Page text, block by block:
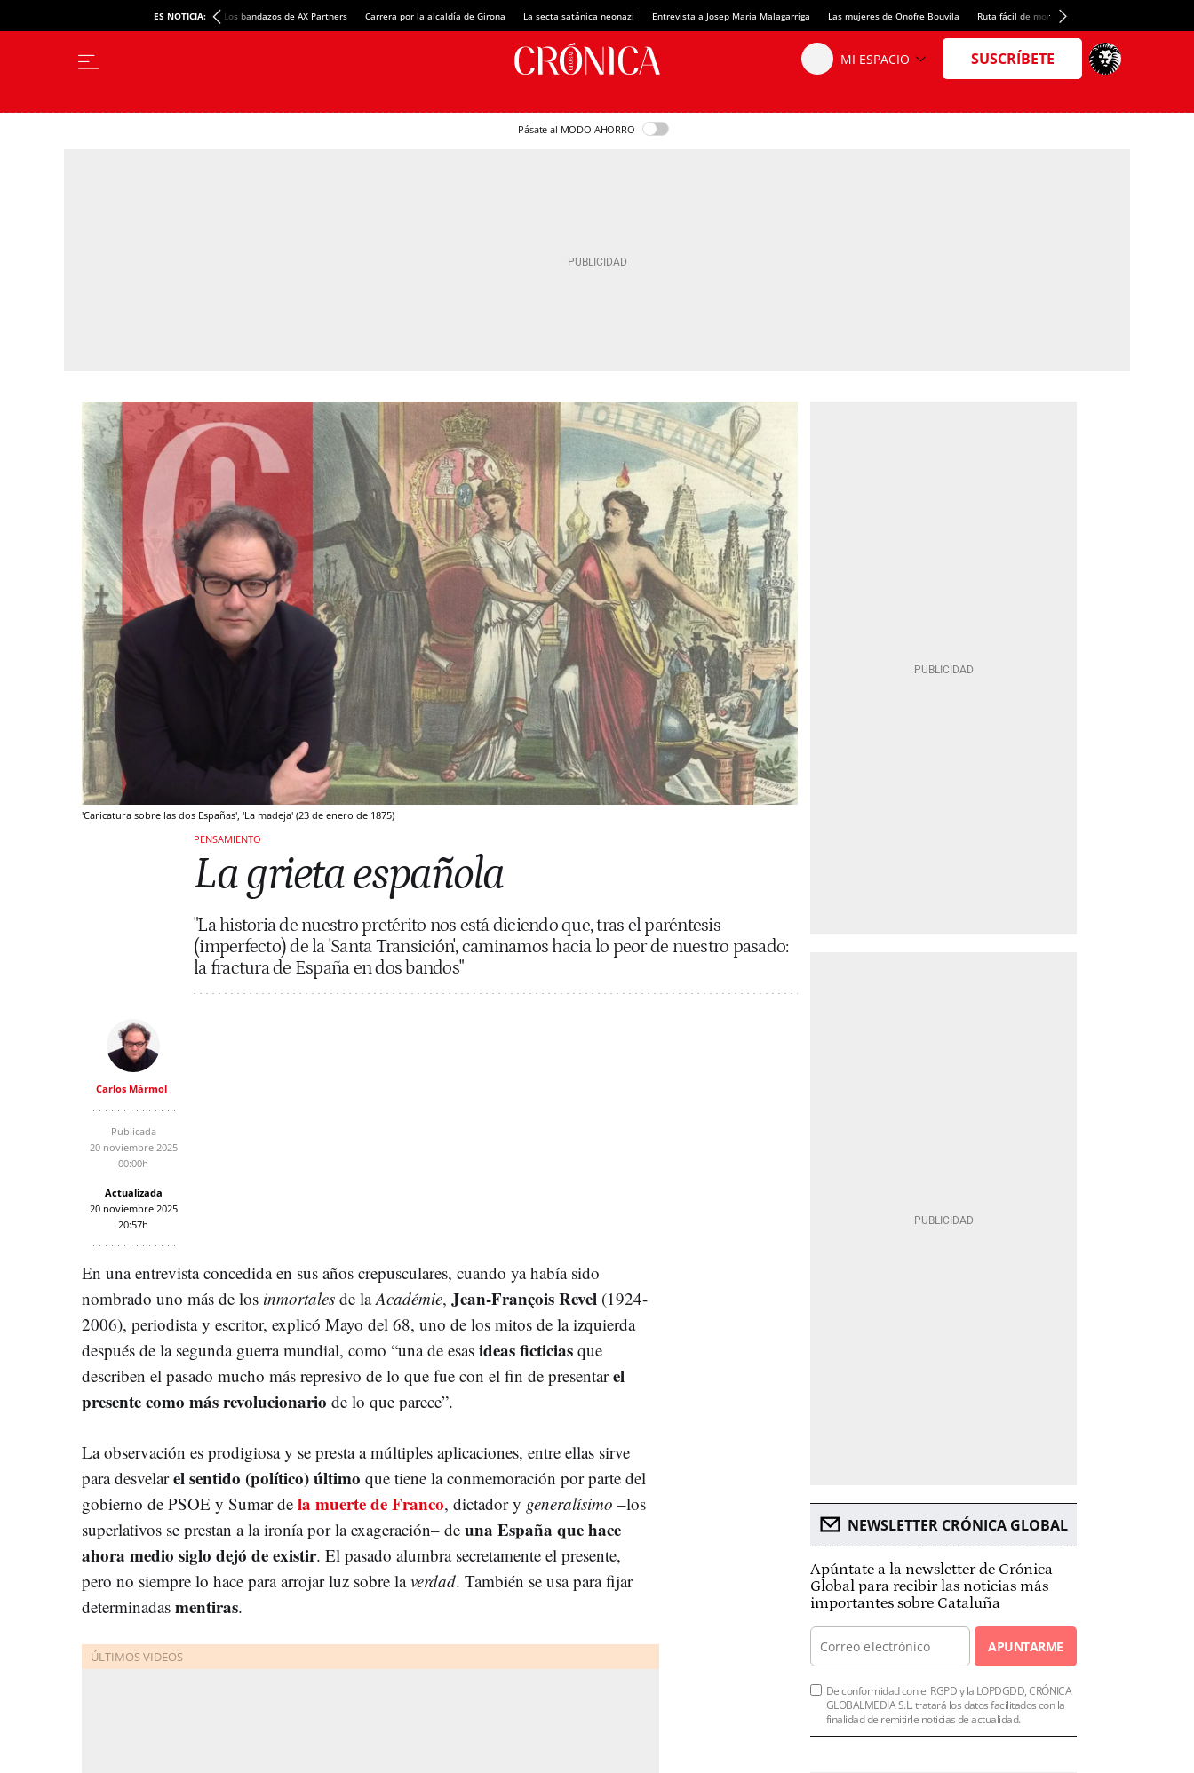
ES NOTICIA: Los bandazos de AX Partners Carrera por la alcaldía de Girona La secta satánica neonazi Entrevista a Josep Maria Malagarriga Las mujeres de Onofre Bouvila Ruta fácil de montaña
Pásate al MODO AHORRO
'Caricatura sobre las dos Españas', 'La madeja' (23 de enero de 1875)
PENSAMIENTO
La grieta española
"La historia de nuestro pretérito nos está diciendo que, tras el paréntesis
(imperfecto) de la 'Santa Transición', caminamos hacia lo peor de nuestro pasado:
la fractura de España en dos bandos"
Carlos Mármol
Publicada
20 noviembre 2025
00:00h
Actualizada
20 noviembre 2025
20:57h
En una entrevista concedida en sus años crepusculares, cuando ya había sido
nombrado uno más de los inmortales de laAcadémie, Jean-François Revel (1924-
2006), periodista y escritor, explicó Mayo del 68, uno de los mitos de la izquierda
después de la segunda guerra mundial, como “una de esas ideas ficticias que
describen el pasado mucho más represivo de lo que fue con el fin de presentarel
presente como más revolucionario de lo que parece”.
La observación es prodigiosa y se presta a múltiples aplicaciones, entre ellas sirve
para desvelarel sentido (político) último que tiene la conmemoración por parte del
gobierno de PSOE y Sumar de la muerte de Franco, dictador y generalísimo –los
superlativos se prestan a la ironía por la exageración– de una España que hace
ahora medio siglo dejó de existir. El pasado alumbra secretamente el presente,
pero no siempre lo hace para arrojar luz sobre laverdad. También se usa para fijar
determinadas mentiras.
NEWSLETTER CRÓNICA GLOBAL
Apúntate a la newsletter de Crónica
Global para recibir las noticias más
importantes sobre Cataluña
APUNTARME
De conformidad con el RGPD y la LOPDGDD, CRÓNICA
GLOBALMEDIA S.L. tratará los datos facilitados con la
finalidad de remitirle noticias de actualidad.